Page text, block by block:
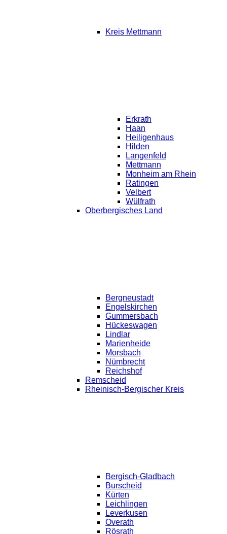
Kreis Mettmann
Erkrath
Haan
Heiligenhaus
Hilden
Langenfeld
Mettmann
Monheim am Rhein
Ratingen
Velbert
Wülfrath
Oberbergisches Land
Bergneustadt
Engelskirchen
Gummersbach
Hückeswagen
Lindlar
Marienheide
Morsbach
Nümbrecht
Reichshof
Remscheid
Rheinisch-Bergischer Kreis
Bergisch-Gladbach
Burscheid
Kürten
Leichlingen
Leverkusen
Overath
Rösrath